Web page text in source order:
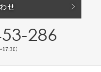
せ
286
17:30）